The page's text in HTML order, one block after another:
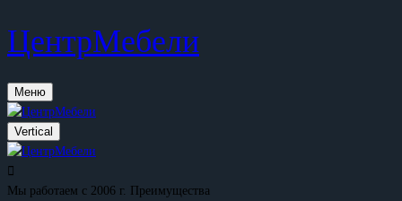
ЦентрМебели
Меню
Vertical
Мы работаем с 2006 г. Преимущества